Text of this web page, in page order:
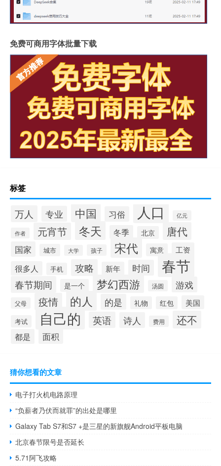
免费可商用字体批量下载
标签
万人 专业 中国 习俗 人口 亿元
作者 元宵节 冬天 冬季 北京 唐代
国家 城市 大学 孩子 宋代 寓意 工资
很多人 手机 攻略 新年 时间 春节
春节期间 是一个 梦幻西游 汤圆 游戏
父母 疫情 的人 的是 礼物 红包 美国
考试 自己的 英语 诗人 费用 还不
都是 面积
猜你想看的文章
电子打火机电路原理
“负薪者乃伏而就罪”的出处是哪里
Galaxy Tab S7和S7 +是三星的新旗舰Android平板电脑
北京春节限号是否延长
5.71阿飞攻略